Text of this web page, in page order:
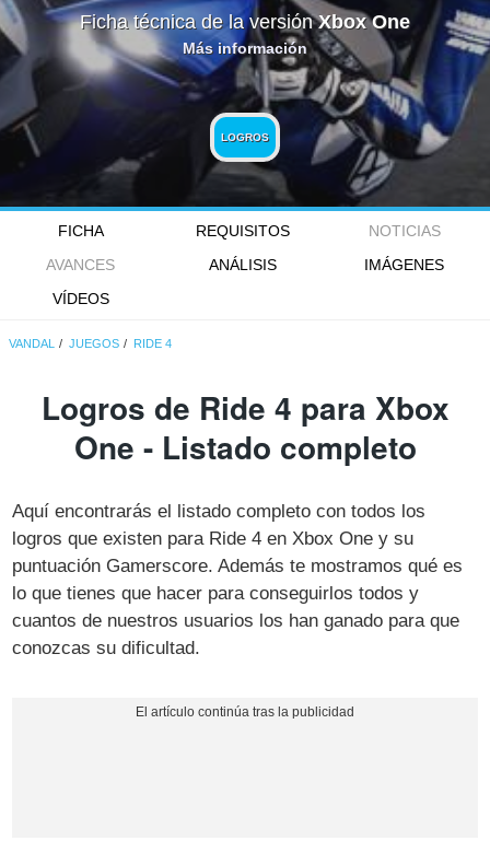
Ficha técnica de la versiónXbox One
Más información
LOGROS
FICHA REQUISITOS
NOTICIAS
AVANCES
ANÁLISIS
IMÁGENES
VÍDEOS
VANDAL JUEGOS RIDE 4
Logros de Ride 4 para Xbox
One - Listado completo
Aquí encontrarás el listado completo con todos los
logros que existen para Ride 4 en Xbox One y su
puntuación Gamerscore. Además te mostramos qué es
lo que tienes que hacer para conseguirlos todos y
cuantos de nuestros usuarios los han ganado para que
conozcas su dificultad.